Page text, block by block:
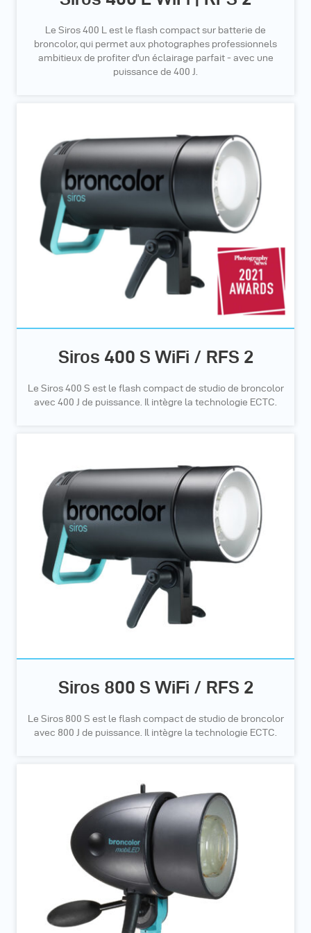
Le Siros 400 L est le flash compact sur batterie de
broncolor, qui permet aux photographes professionnels
ambitieux de profiter d'un éclairage parfait - avec une
puissance de 400 J.
Siros 400 S WiFi / RFS 2
Le Siros 400 S est le flash compact de studio de broncolor
avec 400 J de puissance. Il intègre la technologie ECTC.
Siros 800 S WiFi / RFS 2
Le Siros 800 S est le flash compact de studio de broncolor
avec 800 J de puissance. Il intègre la technologie ECTC.